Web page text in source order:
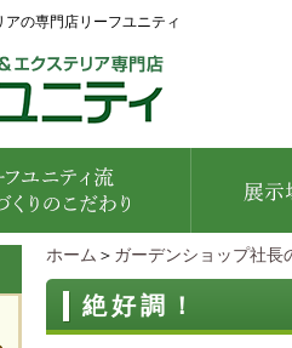
の専門店リーフユニティ
ホーム ＞ ガーデンショップ社長
絶好調！